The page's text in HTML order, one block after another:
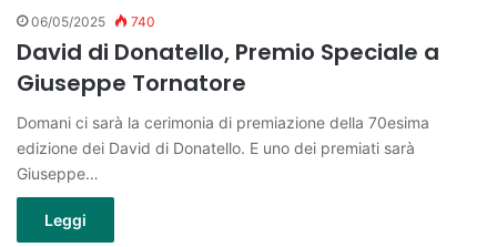
06/05/2025 740
David di Donatello, Premio Speciale a
Giuseppe Tornatore
Domani ci sarà la cerimonia di premiazione della 70esima
edizione dei David di Donatello. E uno dei premiati sarà
Giuseppe…
Leggi